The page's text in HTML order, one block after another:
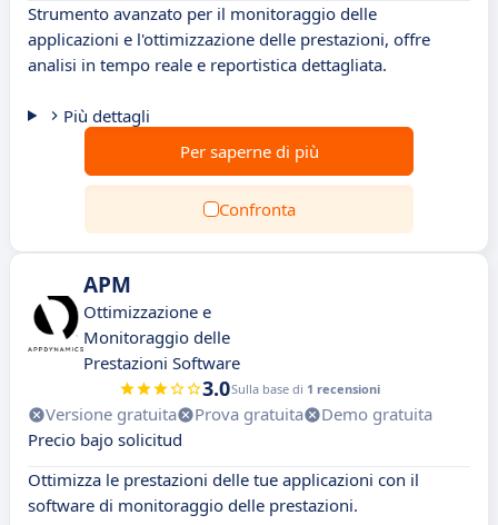
Strumento avanzato per il monitoraggio delle
applicazioni e l'ottimizzazione delle prestazioni, offre
analisi in tempo reale e reportistica dettagliata.
Più dettagli
Per saperne di più
Confronta
APM
Ottimizzazione e
Monitoraggio delle
Prestazioni Software
3.0Sulla base di 1 recensioni
Versione gratuita Prova gratuita
Demo gratuita
Precio bajo solicitud
Ottimizza le prestazioni delle tue applicazioni con il
software di monitoraggio delle prestazioni.